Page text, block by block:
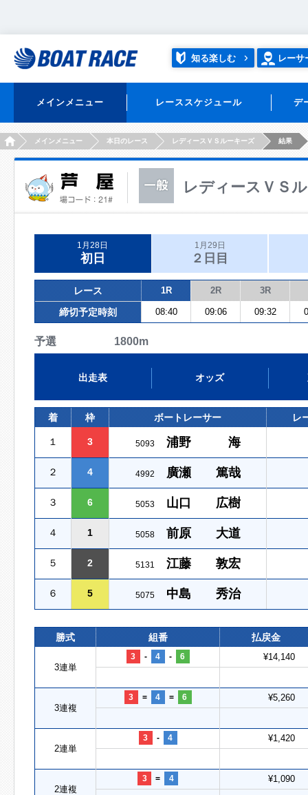
知る楽しむ レーサ
メインメニュー レーススケジュール デ
HOMEメインメニュー 本日のレース レディースＶＳルーキーズ 結果
レディースＶＳ
1月28日
初日
1月29日
２日目
レース 1R 2R 3R
締切予定時刻 08:40 09:06 09:32
予選 1800m
出走表 オッズ
着 枠 ボートレーサー レ
１ 3 5093 浦野 海
２ 4 4992 廣瀬 篤哉
３ 6 5053 山口 広樹
４ 1 5058 前原 大道
５ 2 5131 江藤 敦宏
６ 5 5075 中島 秀治
勝式 組番 払戻金
3連単
3 - 4 - 6 ¥14,140
3連複
3 = 4 = 6 ¥5,260
2連単
3 - 4 ¥1,420
2連複
3 = 4 ¥1,090